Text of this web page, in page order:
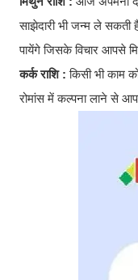
साझेदारी भी जन्म ले सकती
पायेंगे जिसके विचार आपसे
कर्क राशि : किसी भी काम
रोमांस में कल्पना लाने से